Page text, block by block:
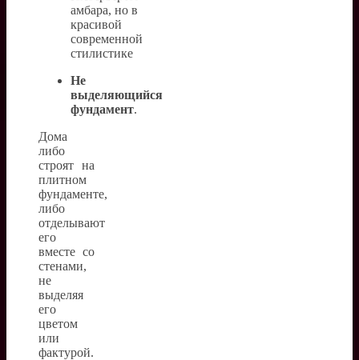
Не
выделяющийся
фундамент.
Дома
либо
строят на
плитном
фундаменте,
либо
отделывают
его
вместе со
стенами,
не
выделяя
его
цветом
или
фактурой.